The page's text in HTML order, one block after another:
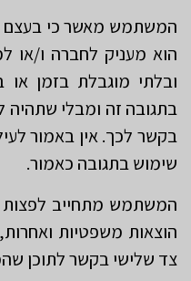
המשתמש מאשר כי בעצם
הוא מעניק לחברה ו/או
ובלתי מוגבלת בזמן
בתגובה זה ומבלי
בקשר לכך. אין באמור
שימוש בתגובה כאמור.
המשתמש מתחייב לפצות
הוצאות משפטיות
צד שלישי בקשר לתוכן